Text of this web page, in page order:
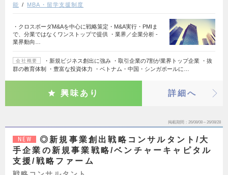
能
MBA・留学支援制度
・クロスボーダM&Aを中心に戦略策定・M&A実行・PMIま
で、分業ではなくワンストップで提供 ・業界／企業分析 -
業界動向…
会社概要
・新規ビジネス創出に強み ・取引企業の7割が業界トップ企業 ・抜
群の教育体制 ・豊富な投資体力 ・ベトナム・中国・シンガポールに…
興味あり 詳細へ
掲載期間 26/08/08～26/08/28
NEW
◎新規事業創出戦略コンサルタント/大
手企業の新規事業戦略/ベンチャーキャピタル
支援/戦略ファーム